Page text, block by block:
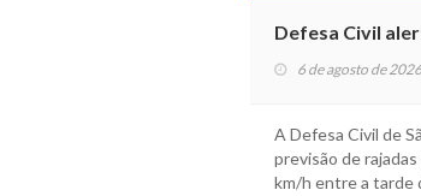
Defesa Civil
6 de agosto de 2026
A Defesa Civil de
previsão de
km/h entre a tarde